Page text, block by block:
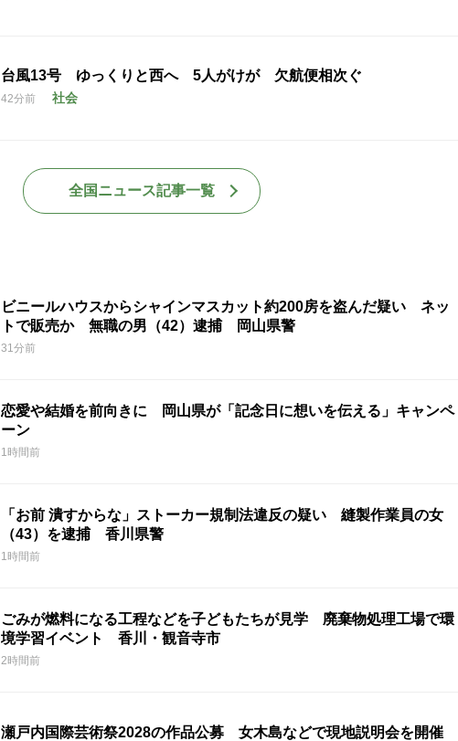
台風13号 ゆっくりと西へ 5人がけが 欠航便相次ぐ
42分前 社会
全国ニュース記事一覧
ビニールハウスからシャインマスカット約200房を盗んだ疑い ネッ
トで販売か 無職の男（42）逮捕 岡山県警
31分前
恋愛や結婚を前向きに 岡山県が「記念日に想いを伝える」キャンペ
ーン
1時間前
「お前 潰すからな」ストーカー規制法違反の疑い 縫製作業員の女
（43）を逮捕 香川県警
1時間前
ごみが燃料になる工程などを子どもたちが見学 廃棄物処理工場で環
境学習イベント 香川・観音寺市
2時間前
瀬戸内国際芸術祭2028の作品公募 女木島などで現地説明会を開催